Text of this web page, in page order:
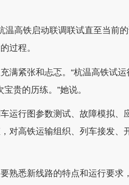
高铁启动联调联试直至当前
过程。
紧张和忐忑。“杭温高铁试运
贵的历练。”她说。
行图参数测试、故障模拟、
对高铁运输组织、列车接发、
悉新线路的特点和运行要求